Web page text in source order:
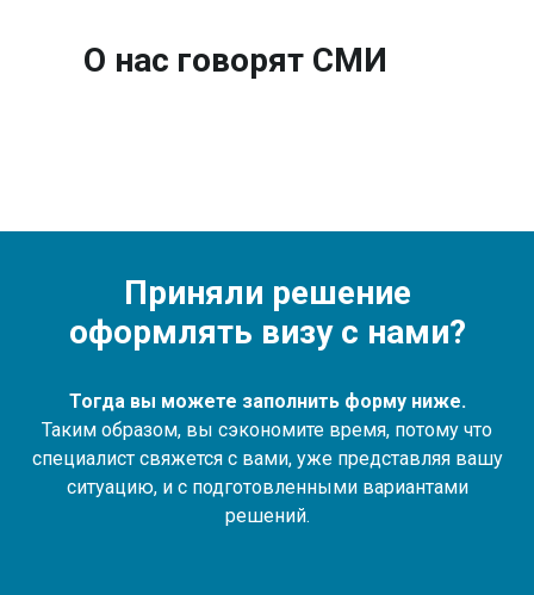
О нас говорят СМИ
Приняли решение
оформлять визу с нами?
Тогда вы можете заполнить форму ниже.
Таким образом, вы сэкономите время, потому что
специалист свяжется с вами, уже представляя вашу
ситуацию, и с подготовленными вариантами
решений.